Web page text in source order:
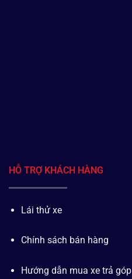
HỖ TRỢ KHÁCH HÀNG
Lái thử xe
Chính sách bán hàng
Hướng dẫn mua xe trả góp